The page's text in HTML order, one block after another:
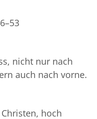
nicht nur nach
auch nach vorne.
hoch